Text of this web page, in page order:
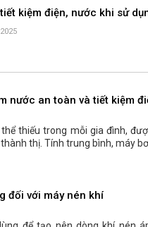
kiệm điện, nước khi sử
nước an toàn và tiết kiệm
thiếu trong mỗi gia đình,
thị. Tính trung bình, máy
đối với máy nén khí